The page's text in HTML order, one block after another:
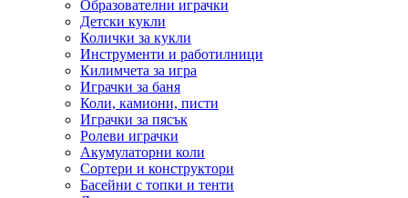
Образователни играчки
Детски кукли
Колички за кукли
Инструменти и работилници
Килимчета за игра
Играчки за баня
Коли, камиони, писти
Играчки за пясък
Ролеви играчки
Акумулаторни коли
Сортери и конструктори
Басейни с топки и тенти